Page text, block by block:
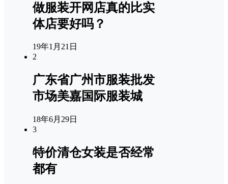
做服装开网店真的比实
体店要好吗？
19年1月21日
2
广东省广州市服装批发
市场美嘉国际服装城
18年6月29日
3
特价清仓女装是否经常
都有